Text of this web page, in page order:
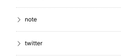
note
twitter